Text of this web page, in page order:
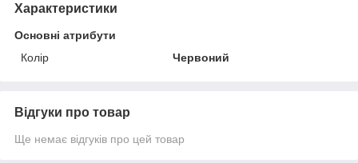
Характеристики
Основні атрибути
Колір
Червоний
Відгуки про товар
Ще немає відгуків про цей товар